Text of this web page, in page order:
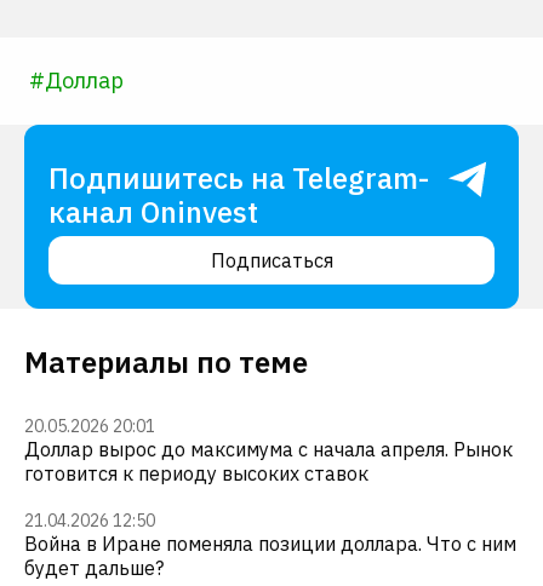
#Доллар
Подпишитесь на Telegram-
канал Oninvest
Подписаться
Материалы по теме
20.05.2026 20:01
Доллар вырос до максимума с начала апреля. Рынок
готовится к периоду высоких ставок
21.04.2026 12:50
Война в Иране поменяла позиции доллара. Что с ним
будет дальше?